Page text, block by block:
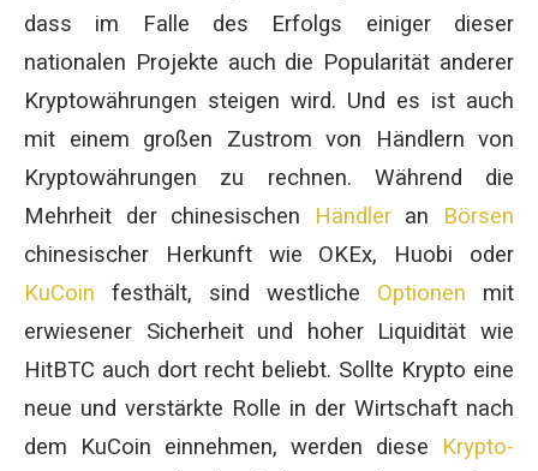
dass im Falle des Erfolgs einiger dieser
nationalen Projekte auch die Popularität anderer
Kryptowährungen steigen wird. Und es ist auch
mit einem großen Zustrom von Händlern von
Kryptowährungen zu rechnen. Während die
Mehrheit der chinesischen Händleran Börsen
chinesischer Herkunft wie OKEx, Huobi oder
KuCoin festhält, sind westliche Optionen mit
erwiesener Sicherheit und hoher Liquidität wie
HitBTC auch dort recht beliebt. Sollte Krypto eine
neue und verstärkte Rolle in der Wirtschaft nach
dem KuCoin einnehmen, werden diese Krypto-